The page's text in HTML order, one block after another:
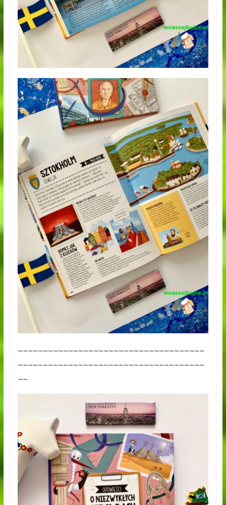
~~~~~~~~~~~~~~~~~~~~~~~~~~~~~~~~~~~~~
~~~~~~~~~~~~~~~~~~~~~~~~~~~~~~~~~~~~~
~~